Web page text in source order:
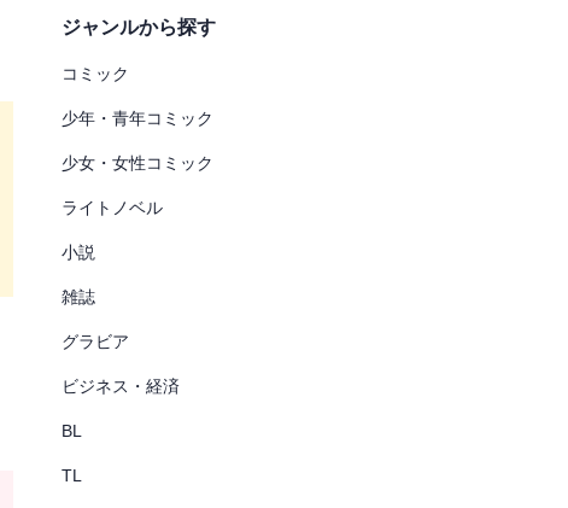
ジャンルから探す
コミック
少年・青年コミック
少女・女性コミック
ライトノベル
小説
雑誌
グラビア
ビジネス・経済
BL
TL